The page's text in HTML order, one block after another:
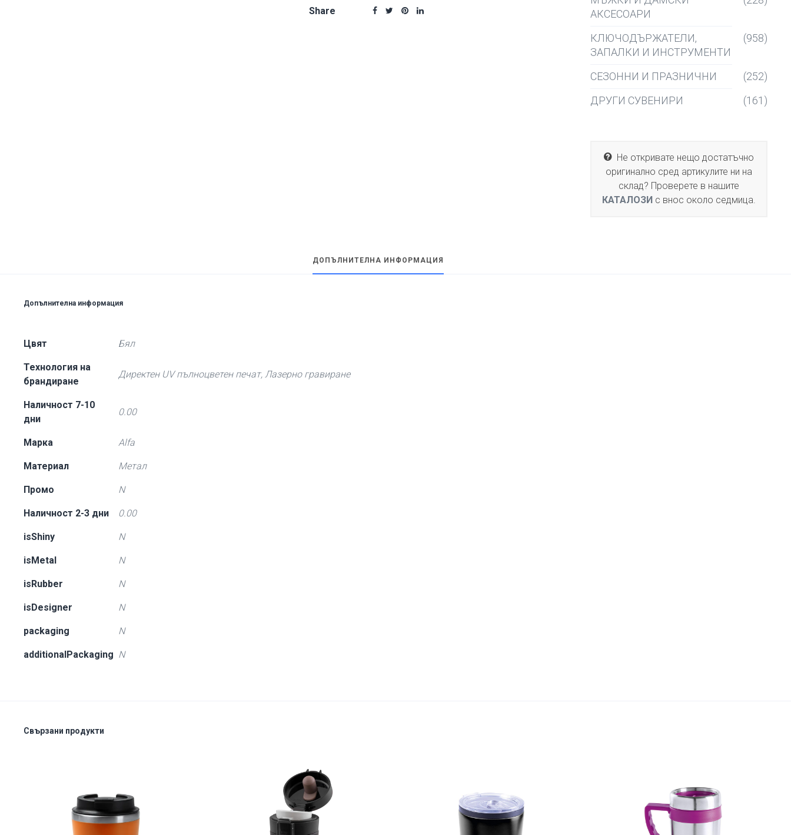
Share
АКСЕСОАРИ
КЛЮЧОДЪРЖАТЕЛИ,
ЗАПАЛКИ И ИНСТРУМЕНТИ
(958)
СЕЗОННИ И ПРАЗНИЧНИ
(252)
ДРУГИ СУВЕНИРИ
(161)
Не откривате нещо достатъчно
оригинално сред артикулите ни на
склад? Проверете в нашите
КАТАЛОЗИ с внос около седмица.
ДОПЪЛНИТЕЛНА ИНФОРМАЦИЯ
Допълнителна информация
Цвят Бял
Технология на
брандиране
Директен UV пълноцветен печат, Лазерно гравиране
Наличност 7-10
дни
0.00
Марка Alfa
Материал Метал
Промо N
Наличност 2-3 дни 0.00
isShiny N
isMetal N
isRubber N
isDesigner N
packaging N
additionalPackaging N
Свързани продукти